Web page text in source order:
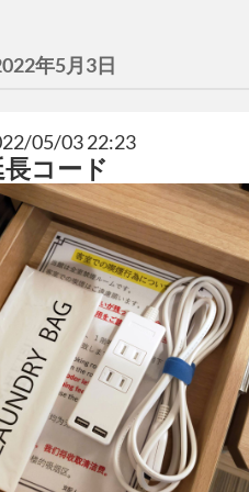
年5月3日
05/03 22:23
長コード